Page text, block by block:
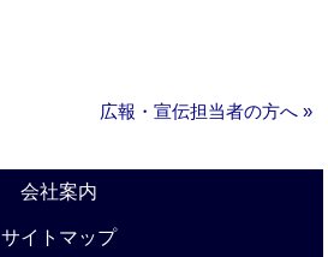
広報・宣伝担当者の方へ »
会社案内
サイトマップ